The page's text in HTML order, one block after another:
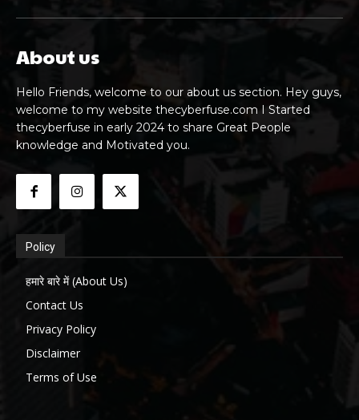
About us
Hello Friends, welcome to our about us section. Hey guys,
welcome to my website thecyberfuse.com I Started
thecyberfuse in early 2024 to share Great People
knowledge and Motivated you.
Policy
हमारे बारे में (About Us)
Contact Us
Privacy Policy
Disclaimer
Terms of Use